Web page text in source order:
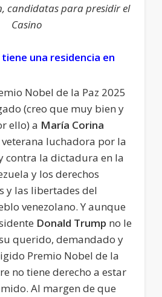
candidatas para presidir el
Casino
una residencia en
Nobel de la Paz 2025
(creo que muy bien y
ello) a María Corina
veterana luchadora por la
contra la dictadura en la
y los derechos
y las libertades del
venezolano. Y aunque
Donald Trump no le
querido, demandado y
Premio Nobel de la
no tiene derecho a estar
Al margen de que